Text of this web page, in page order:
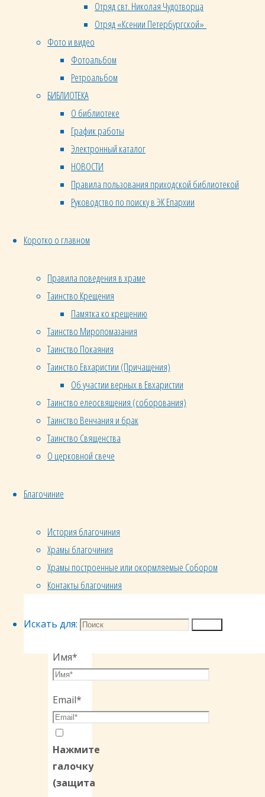
Отряд свт. Николая Чудотворца
Отряд «Ксении Петербургской»
Фото и видео
Фотоальбом
Ретроальбом
БИБЛИОТЕКА
О библиотеке
График работы
Электронный каталог
НОВОСТИ
Правила пользования приходской библиотекой
Руководство по поиску в ЭК Епархии
Коротко о главном
Правила поведения в храме
Таинство Крещения
Памятка ко крещению
Таинство Миропомазания
Таинство Покаяния
Таинство Евхаристии (Причащения)
Об участии верных в Евхаристии
Таинство елеосвящения (соборования)
Таинство Венчания и брак
Таинство Священства
О церковной свече
Благочиние
История благочиния
Храмы благочиния
Храмы построенные или окормляемые Собором
Контакты благочиния
Искать для:
Одноклассники
Больше
ПРИГЛАШАЕМ
НА
ВСЕРОССИЙСКИЙ
ПАРАД
СЕМЬИ
БОЖЕСТВЕННАЯ
НЕДЕЛЮ
ПО
Добавить
комментарий
Ваш e-
mail не
будет
опубликован.
поля
Комментарий
Имя*
Email*
Нажмите
галочку
(защита